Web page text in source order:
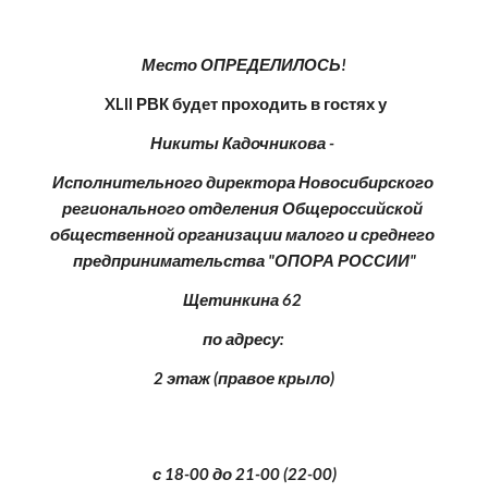
Место ОПРЕДЕЛИЛОСЬ!
XLII РВК будет проходить в гостях у
Никиты Кадочникова -
Исполнительного директора Новосибирского
регионального отделения Общероссийской
общественной организации малого и среднего
предпринимательства "ОПОРА РОССИИ"
Щетинкина 62
по адресу:
2 этаж (правое крыло)
с 18-00 до 21-00 (22-00)